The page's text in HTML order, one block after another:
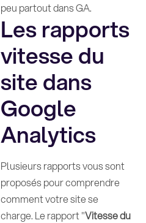
peu partout dans GA.
Les rapports
vitesse du
site dans
Google
Analytics
Plusieurs rapports vous sont
proposés pour comprendre
comment votre site se
charge. Le rapport "Vitesse du